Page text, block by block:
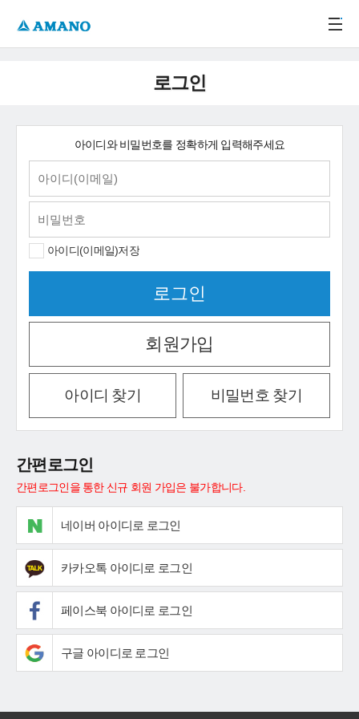
로그인
아이디와 비밀번호를 정확하게 입력해주세요
아이디(이메일)저장
회원가입
아이디 찾기 비밀번호 찾기
간편로그인
간편로그인을 통한 신규 회원 가입은 불가합니다.
네이버 아이디로 로그인
카카오톡 아이디로 로그인
페이스북 아이디로 로그인
구글 아이디로 로그인